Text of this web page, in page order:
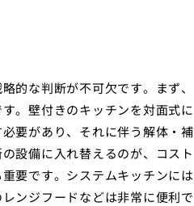
的な判断が不可欠です。まず、
。壁付きのキッチンを対面式に
要があり、それに伴う解体・補
設備に入れ替えるのが、コスト
要です。システムキッチンには
ンジフードなどは非常に便利で